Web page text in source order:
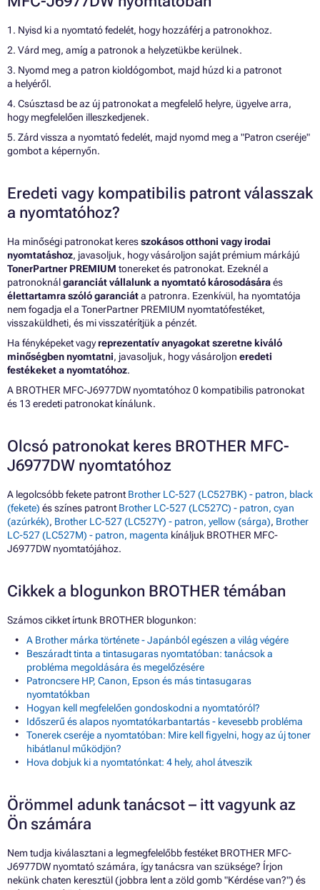
1. Nyisd ki a nyomtató fedelét, hogy hozzáférj a patronokhoz.
2. Várd meg, amíg a patronok a helyzetükbe kerülnek.
3. Nyomd meg a patron kioldógombot, majd húzd ki a patronot
a helyéről.
4. Csúsztasd be az új patronokat a megfelelő helyre, ügyelve arra,
hogy megfelelően illeszkedjenek.
5. Zárd vissza a nyomtató fedelét, majd nyomd meg a "Patron cseréje"
gombot a képernyőn.
Eredeti vagy kompatibilis patront válasszak
a nyomtatóhoz?
Ha minőségi patronokat keresszokásos otthoni vagy irodai
nyomtatáshoz, javasoljuk, hogy vásároljon saját prémium márkájú
TonerPartner PREMIUM tonereket és patronokat. Ezeknél a
patronoknálgaranciát vállalunk a nyomtató károsodásáraés
élettartamra szóló garanciáta patronra. Ezenkívül, ha nyomtatója
nem fogadja el a TonerPartner PREMIUM nyomtatófestéket,
visszaküldheti, és mi visszatérítjük a pénzét.
Ha fényképeket vagyreprezentatív anyagokat szeretne kiváló
minőségben nyomtatni, javasoljuk, hogy vásároljon eredeti
festékeket a nyomtatóhoz.
A BROTHER MFC-J6977DW nyomtatóhoz 0 kompatibilis patronokat
és 13 eredeti patronokat kínálunk.
Olcsó patronokat keres BROTHER MFC-
J6977DW nyomtatóhoz
A legolcsóbb fekete patront Brother LC-527 (LC527BK) - patron, black
(fekete) és színes patront Brother LC-527 (LC527C) - patron, cyan
(azúrkék), Brother LC-527 (LC527Y) - patron, yellow (sárga), Brother
LC-527 (LC527M) - patron, magenta kínáljuk BROTHER MFC-
J6977DW nyomtatójához.
Cikkek a blogunkon BROTHER témában
Számos cikket írtunk BROTHER blogunkon:
A Brother márka története - Japánból egészen a világ végére
Beszáradt tinta a tintasugaras nyomtatóban: tanácsok a
probléma megoldására és megelőzésére
Patroncsere HP, Canon, Epson és más tintasugaras
nyomtatókban
Hogyan kell megfelelően gondoskodni a nyomtatóról?
Időszerű és alapos nyomtatókarbantartás - kevesebb probléma
Tonerek cseréje a nyomtatóban: Mire kell figyelni, hogy az új toner
hibátlanul működjön?
Hova dobjuk ki a nyomtatónkat: 4 hely, ahol átveszik
Örömmel adunk tanácsot – itt vagyunk az
Ön számára
Nem tudja kiválasztani a legmegfelelőbb festéket BROTHER MFC-
J6977DW nyomtató számára, így tanácsra van szüksége? Írjon
nekünk chaten keresztül (jobbra lent a zöld gomb "Kérdése van?") és